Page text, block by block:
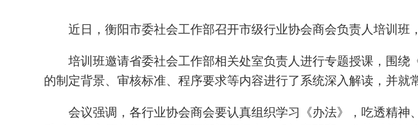
近日，衡阳市委社会工作部召开市级行业协会商会负责人培训班
培训班邀请省委社会工作部相关处室负责人进行专题授课，围绕
的制定背景、审核标准、程序要求等内容进行了系统深入解读，并就
会议强调，各行业协会商会要认真组织学习《办法》，吃透精